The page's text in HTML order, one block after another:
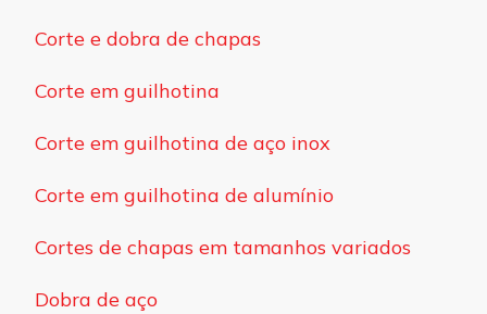
Corte e dobra de chapas
Corte em guilhotina
Corte em guilhotina de aço inox
Corte em guilhotina de alumínio
Cortes de chapas em tamanhos variados
Dobra de aço